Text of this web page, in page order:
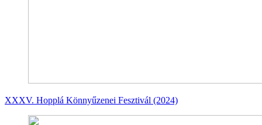
XXXV. Hopplá Könnyűzenei Fesztivál (2024)